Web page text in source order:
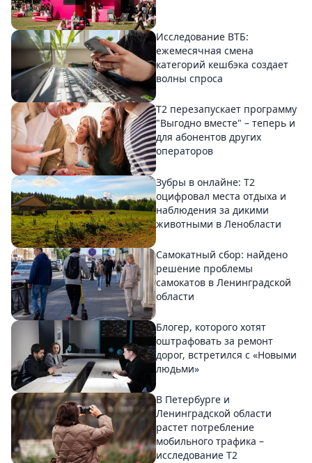
Исследование ВТБ:
ежемесячная смена
категорий кешбэка создает
волны спроса
Т2 перезапускает программу
"Выгодно вместе" – теперь и
для абонентов других
операторов
Зубры в онлайне: Т2
оцифровал места отдыха и
наблюдения за дикими
животными в Ленобласти
Самокатный сбор: найдено
решение проблемы
самокатов в Ленинградской
области
Блогер, которого хотят
оштрафовать за ремонт
дорог, встретился с «Новыми
людьми»
В Петербурге и
Ленинградской области
растет потребление
мобильного трафика –
исследование T2